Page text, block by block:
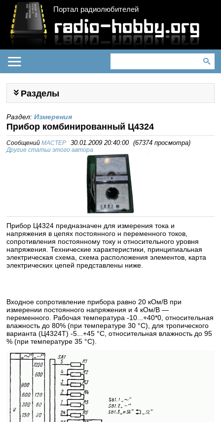
Портал радиолюбителей
Разделы
Раздел:Измерения
Прибор комбинированный Ц4324
СообщенийMACTEP 30.01.2009 20:40:00 (67374 просмотра)
Другие статьи этого автора
Прибор Ц4324 предназначен для измерения тока и
напряжения в цепях постоянного н переменного токов,
сопротивления постоянному току н относительного уровня
напряжения. Технические характеристики, принципиальная
электрическая схема, схема расположения элементов, карта
электрических цепей представлены ниже.
Входное сопротивление прибора равно 20 кОм/В при
измерении постоянного напряжения и 4 кОм/В —
переменного. Рабочая температура -10...+40*0, относительная
влажность до 80% (при температуре 30 °С), для тропического
варианта (Ц4324Т) -5...+45 °С, относительная влажность до 95
% (при температуре 35 °С).